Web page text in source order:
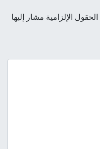
الحقول الإلزامية مشار إليها